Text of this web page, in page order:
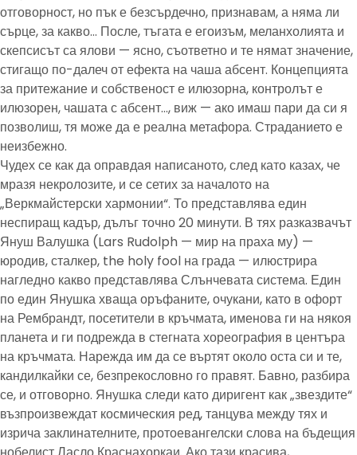
отговорност, но пък е безсърдечно, признавам, а няма ли
сърце, за какво… После, тъгата е егоизъм, меланхолията и
скепсисът са ялови — ясно, съответно и те нямат значение,
стигащо по-далеч от ефекта на чаша абсент. Концепцията
за притежание и собственост е илюзорна, контролът е
илюзорен, чашата с абсент…, виж — ако имаш пари да си я
позволиш, тя може да е реална метафора. Страданието е
неизбежно.
Чудех се как да оправдая написаното, след като казах, че
мразя некролозите, и се сетих за началото на
„Веркмайстерски хармонии“. То представлява един
неспиращ кадър, дълъг точно 20 минути. В тях разказвачът
Януш Валушка (Lars Rudolph — мир на праха му) —
юродив, сталкер, the holy fool на града — илюстрира
нагледно какво представлява Слънчевата система. Един
по един Янушка хваща оръфаните, очукани, като в офорт
на Рембрандт, посетители в кръчмата, именова ги на някоя
планета и ги подрежда в стегната хореография в центъра
на кръчмата. Нарежда им да се въртят около оста си и те,
кандилкайки се, безпрекословно го правят. Бавно, разбира
се, и отговорно. Янушка следи като диригент как „звездите“
възпроизвеждат космическия ред, танцува между тях и
изрича заклинателните, протоевангелски слова на бъдещия